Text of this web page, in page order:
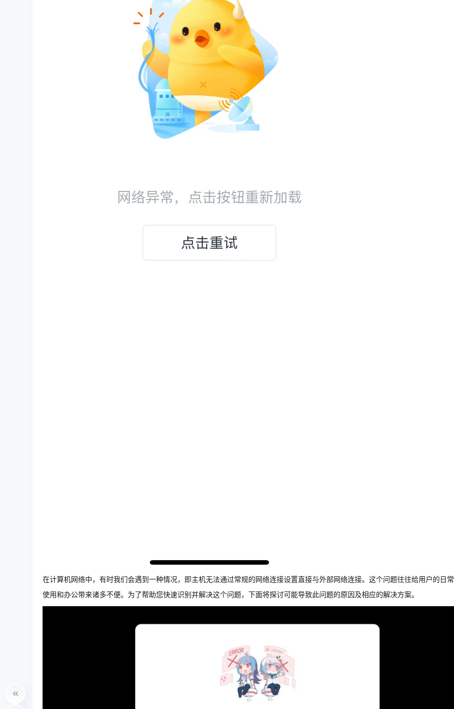
在计算机网络中，有时我们会遇到一种情况，即主机无法通过常规的网络连接设置直接与外部网络连接。这个问题往往给用户的日
使用和办公带来诸多不便。为了帮助您快速识别并解决这个问题，下面将探讨可能导致此问题的原因及相应的解决方案。